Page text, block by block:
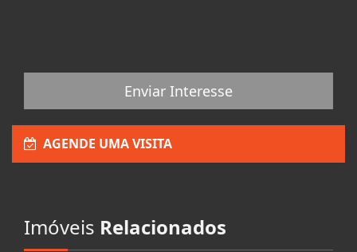
Enviar Interesse
AGENDE UMA VISITA
Imóveis Relacionados